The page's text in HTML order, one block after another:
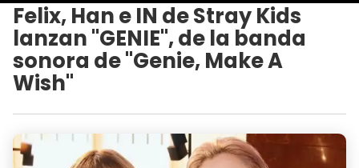
Felix, Han e IN de Stray Kids
lanzan "GENIE", de la banda
sonora de "Genie, Make A
Wish"